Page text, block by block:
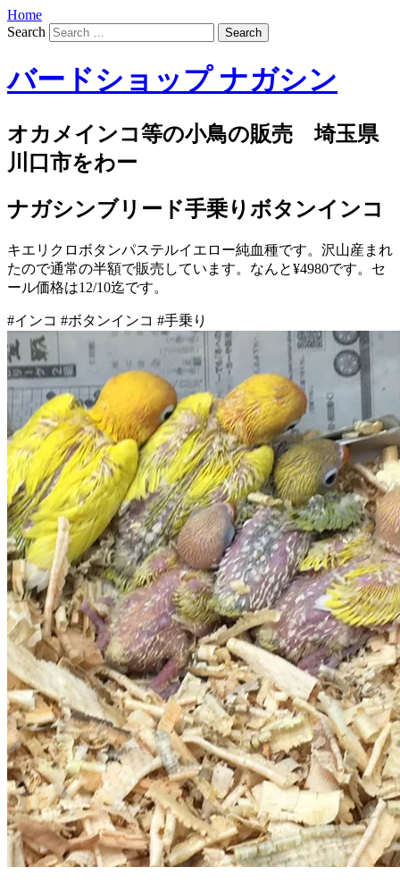
Home
Search
バードショップ ナガシン
オカメインコ等の小鳥の販売 埼玉県
川口市をわー
ナガシンブリード手乗りボタンインコ
キエリクロボタンパステルイエロー純血種です。沢山産まれ
たので通常の半額で販売しています。なんと¥4980です。セ
ール価格は12/10迄です。
#インコ #ボタンインコ #手乗り